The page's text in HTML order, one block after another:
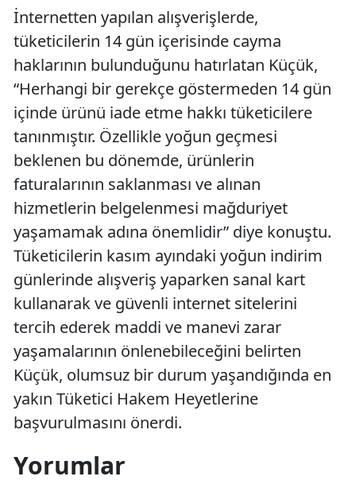
İnternetten yapılan alışverişlerde,
tüketicilerin 14 gün içerisinde cayma
haklarının bulunduğunu hatırlatan Küçük,
“Herhangi bir gerekçe göstermeden 14 gün
içinde ürünü iade etme hakkı tüketicilere
tanınmıştır. Özellikle yoğun geçmesi
beklenen bu dönemde, ürünlerin
faturalarının saklanması ve alınan
hizmetlerin belgelenmesi mağduriyet
yaşamamak adına önemlidir” diye konuştu.
Tüketicilerin kasım ayındaki yoğun indirim
günlerinde alışveriş yaparken sanal kart
kullanarak ve güvenli internet sitelerini
tercih ederek maddi ve manevi zarar
yaşamalarının önlenebileceğini belirten
Küçük, olumsuz bir durum yaşandığında en
yakın Tüketici Hakem Heyetlerine
başvurulmasını önerdi.
Yorumlar